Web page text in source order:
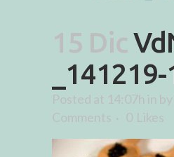
15 Dic
Posted at 14:07h in by
Comments
0 Likes